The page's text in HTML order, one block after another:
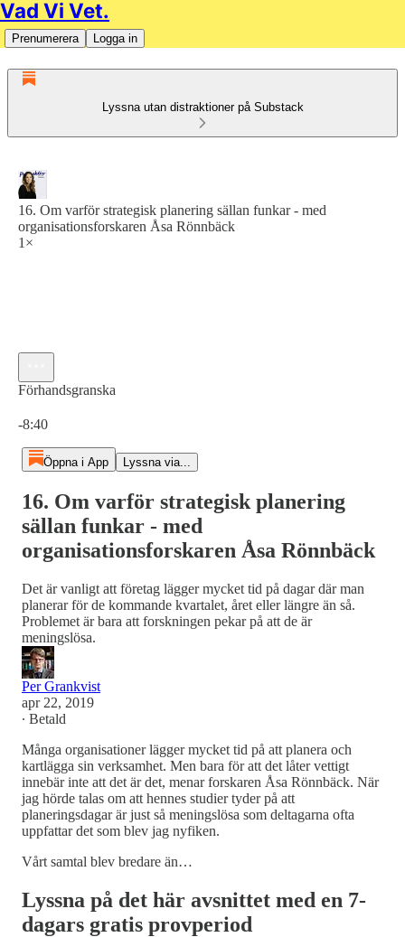
Vad Vi Vet.
Prenumerera Logga in
Lyssna utan distraktioner på Substack
16. Om varför strategisk planering sällan funkar - med
organisationsforskaren Åsa Rönnbäck
1×
Förhandsgranska
-8:40
Öppna i App Lyssna via...
16. Om varför strategisk planering
sällan funkar - med
organisationsforskaren Åsa Rönnbäck
Det är vanligt att företag lägger mycket tid på dagar där man
planerar för de kommande kvartalet, året eller längre än så.
Problemet är bara att forskningen pekar på att de är
meningslösa.
Per Grankvist
apr 22, 2019
∙ Betald
Många organisationer lägger mycket tid på att planera och
kartlägga sin verksamhet. Men bara för att det låter vettigt
innebär inte att det är det, menar forskaren Åsa Rönnbäck. När
jag hörde talas om att hennes studier tyder på att
planeringsdagar är just så meningslösa som deltagarna ofta
uppfattar det som blev jag nyfiken.
Vårt samtal blev bredare än…
Lyssna på det här avsnittet med en 7-
dagars gratis provperiod